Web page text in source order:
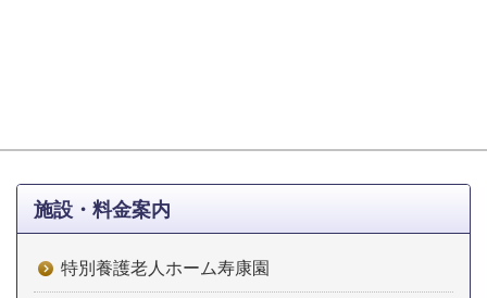
施設・料金案内
特別養護老人ホーム寿康園